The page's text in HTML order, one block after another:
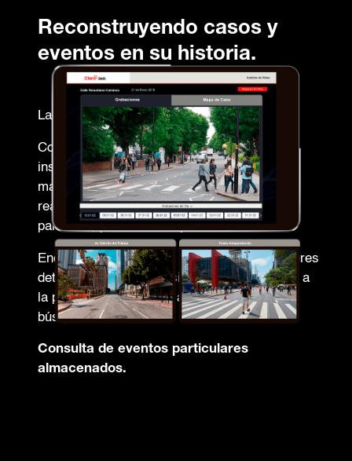
Reconstruyendo casos y
eventos en su historia.
La historia para recuperar eventos.
Conozca todo lo que ocurre en sus
instalaciones consultando el historial de
material registrado, alertas, detecciones
realizadas, conteos y más, de manera
particular, por vista o dependencia.
Encuentre los balances generales e indicadores
detectados por el análisis de video y acceda a
la plataforma conforme a través de la
búsqueda.
Consulta de eventos particulares
almacenados.